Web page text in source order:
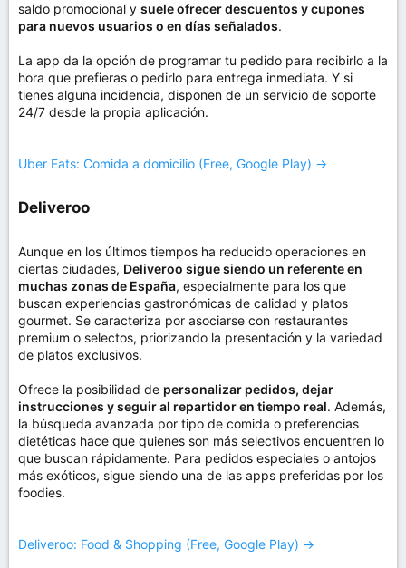
saldo promocional y suele ofrecer descuentos y cupones
para nuevos usuarios o en días señalados.
La app da la opción de programar tu pedido para recibirlo a la
hora que prefieras o pedirlo para entrega inmediata. Y si
tienes alguna incidencia, disponen de un servicio de soporte
24/7 desde la propia aplicación.
Uber Eats: Comida a domicilio (Free, Google Play) →
Deliveroo​
Aunque en los últimos tiempos ha reducido operaciones en
ciertas ciudades, Deliveroo sigue siendo un referente en
muchas zonas de España, especialmente para los que
buscan experiencias gastronómicas de calidad y platos
gourmet. Se caracteriza por asociarse con restaurantes
premium o selectos, priorizando la presentación y la variedad
de platos exclusivos.
Ofrece la posibilidad de personalizar pedidos, dejar
instrucciones y seguir al repartidor en tiempo real. Además,
la búsqueda avanzada por tipo de comida o preferencias
dietéticas hace que quienes son más selectivos encuentren lo
que buscan rápidamente. Para pedidos especiales o antojos
más exóticos, sigue siendo una de las apps preferidas por los
foodies.
Deliveroo: Food & Shopping (Free, Google Play) →